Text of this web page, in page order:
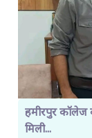
हमीरपुर कॉलेज
मिली...